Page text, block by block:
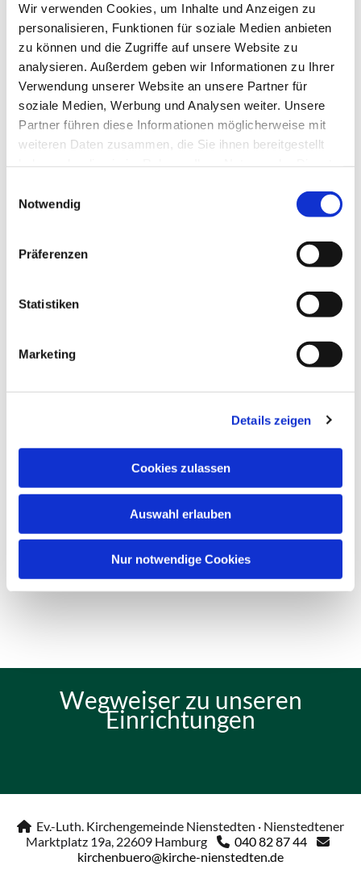
Wir verwenden Cookies, um Inhalte und Anzeigen zu
personalisieren, Funktionen für soziale Medien anbieten
zu können und die Zugriffe auf unsere Website zu
analysieren. Außerdem geben wir Informationen zu Ihrer
Verwendung unserer Website an unsere Partner für
soziale Medien, Werbung und Analysen weiter. Unsere
Partner führen diese Informationen möglicherweise mit
weiteren Daten zusammen, die Sie ihnen bereitgestellt
Notwendig
Präferenzen
Statistiken
Marketing
Details zeigen
Cookies zulassen
Auswahl erlauben
Nur notwendige Cookies
Vorbereitung auf unser Gospelkonzert
Hier geht's zur Anmeldung:
https://forms.churchdesk.com/f...
Wegweiser zu unseren
Einrichtungen
 Ev.-Luth. Kirchengemeinde Nienstedten · Nienstedtener
Marktplatz 19a, 22609 Hamburg
 040 82 87 44 
kirchenbuero@kirche-nienstedten.de